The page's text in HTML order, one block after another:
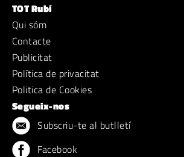
TOT Rubí
Qui sóm
Contacte
Publicitat
Política de privacitat
Politica de Cookies
Segueix-nos
Subscriu-te al butlletí
Facebook